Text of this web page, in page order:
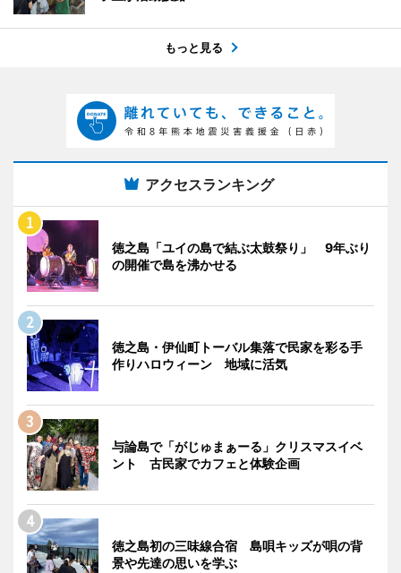
もっと見る
アクセスランキング
徳之島「ユイの島で結ぶ太鼓祭り」 9年ぶり
の開催で島を沸かせる
徳之島・伊仙町トーバル集落で民家を彩る手
作りハロウィーン 地域に活気
与論島で「がじゅまぁーる」クリスマスイベ
ント 古民家でカフェと体験企画
徳之島初の三味線合宿 島唄キッズが唄の背
景や先達の思いを学ぶ